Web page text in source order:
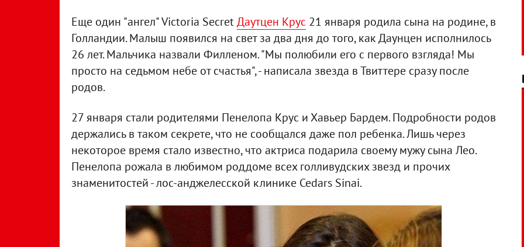
Еще один "ангел" Victoria SecretДаутцен Крус 21 января родила сына на родине, в
Голландии. Малыш появился на свет за два дня до того, как Даунцен исполнилось
26 лет. Мальчика назвали Филленом. "Мы полюбили его с первого взгляда! Мы
просто на седьмом небе от счастья", - написала звезда в Твиттере сразу после
родов.
27 января стали родителями Пенелопа Крус и Хавьер Бардем. Подробности родов
держались в таком секрете, что не сообщался даже пол ребенка. Лишь через
некоторое время стало известно, что актриса подарила своему мужу сына Лео.
Пенелопа рожала в любимом роддоме всех голливудских звезд и прочих
знаменитостей - лос-анджелесской клинике Cedars Sinai.